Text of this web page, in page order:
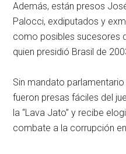
Además, están presos
Palocci, exdiputados y
como posibles sucesores
quien presidió Brasil de
Sin mandato
fueron presas fáciles del
la “Lava Jato” y recibe
combate a la corrupción